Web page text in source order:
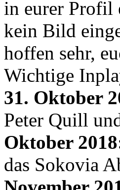
in eurer Profil
kein Bild
hoffen sehr,
Wichtige
31. Oktober
Peter Quill
Oktober
das Sokovia